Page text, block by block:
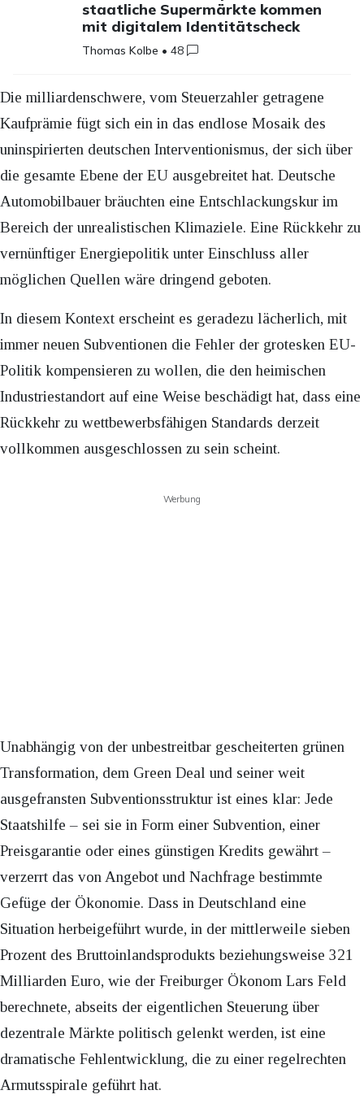
staatliche Supermärkte kommen
mit digitalem Identitätscheck
Thomas Kolbe •48
Die milliardenschwere, vom Steuerzahler getragene
Kaufprämie fügt sich ein in das endlose Mosaik des
uninspirierten deutschen Interventionismus, der sich über
die gesamte Ebene der EU ausgebreitet hat. Deutsche
Automobilbauer bräuchten eine Entschlackungskur im
Bereich der unrealistischen Klimaziele. Eine Rückkehr zu
vernünftiger Energiepolitik unter Einschluss aller
möglichen Quellen wäre dringend geboten.
In diesem Kontext erscheint es geradezu lächerlich, mit
immer neuen Subventionen die Fehler der grotesken EU-
Politik kompensieren zu wollen, die den heimischen
Industriestandort auf eine Weise beschädigt hat, dass eine
Rückkehr zu wettbewerbsfähigen Standards derzeit
vollkommen ausgeschlossen zu sein scheint.
Werbung
Unabhängig von der unbestreitbar gescheiterten grünen
Transformation, dem Green Deal und seiner weit
ausgefransten Subventionsstruktur ist eines klar: Jede
Staatshilfe – sei sie in Form einer Subvention, einer
Preisgarantie oder eines günstigen Kredits gewährt –
verzerrt das von Angebot und Nachfrage bestimmte
Gefüge der Ökonomie. Dass in Deutschland eine
Situation herbeigeführt wurde, in der mittlerweile sieben
Prozent des Bruttoinlandsprodukts beziehungsweise 321
Milliarden Euro, wie der Freiburger Ökonom Lars Feld
berechnete, abseits der eigentlichen Steuerung über
dezentrale Märkte politisch gelenkt werden, ist eine
dramatische Fehlentwicklung, die zu einer regelrechten
Armutsspirale geführt hat.